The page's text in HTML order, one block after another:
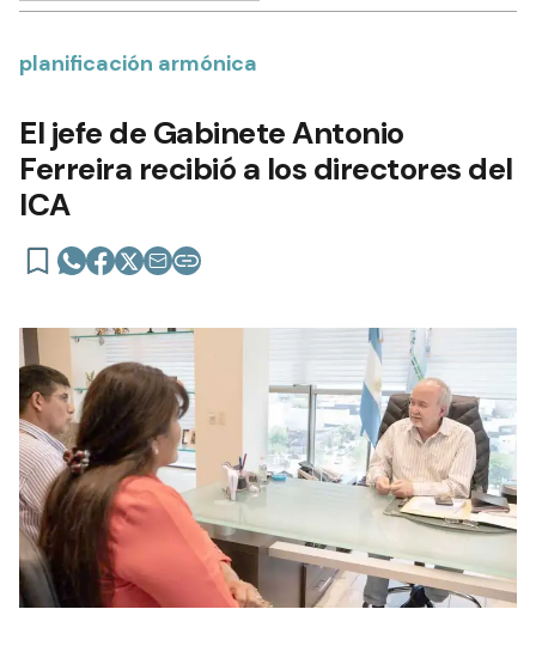
planificación armónica
El jefe de Gabinete Antonio
Ferreira recibió a los directores del
ICA